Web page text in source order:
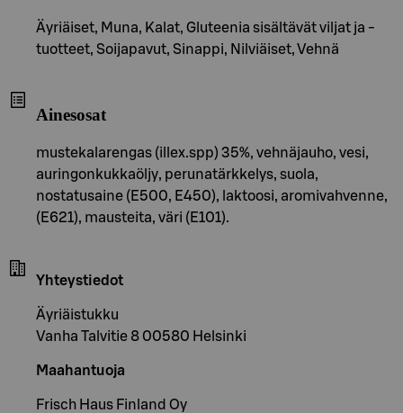
Äyriäiset, Muna, Kalat, Gluteenia sisältävät viljat ja -
tuotteet, Soijapavut, Sinappi, Nilviäiset, Vehnä
Ainesosat
mustekalarengas (illex.spp) 35%, vehnäjauho, vesi,
auringonkukkaöljy, perunatärkkelys, suola,
nostatusaine (E500, E450), laktoosi, aromivahvenne,
(E621), mausteita, väri (E101).
Yhteystiedot
Äyriäistukku
Vanha Talvitie 8 00580 Helsinki
Maahantuoja
Frisch Haus Finland Oy